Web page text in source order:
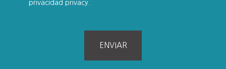
privacidad privacy.
ENVIAR